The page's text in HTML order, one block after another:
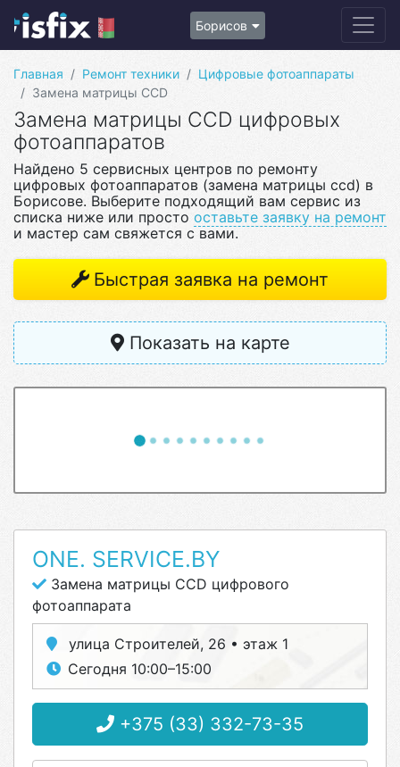
Борисов
Главная Ремонт техники
Цифровые фотоаппараты
Замена матрицы CCD
Замена матрицы CCD цифровых
фотоаппаратов
Найдено 5 сервисных центров по ремонту
цифровых фотоаппаратов (замена матрицы ccd) в
Борисове. Выберите подходящий вам сервис из
списка ниже или просто оставьте заявку на ремонт
и мастер сам свяжется с вами.
Быстрая заявка на ремонт
Показать на карте
ONE. SERVICE.BY
Замена матрицы CCD цифрового
фотоаппарата
улица Строителей, 26 • этаж 1
Сегодня 10:00–15:00
+375 (33) 332-73-35